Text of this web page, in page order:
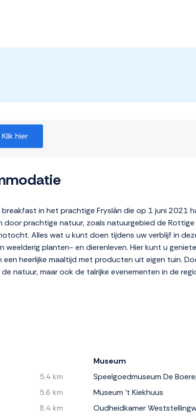
hier
in het prachtige Fryslân die op 1 juni 2021
door prachtige natuur, zoals natuurgebied de
Alles wat u kunt doen tijdens uw verblijf in
weelderig planten- en dierenleven. Hier kunt u
heerlijke maaltijd met producten uit eigen tuin.
natuur, maar ook de talrijke evenementen in de
5.4 km
5.6 km
8.4 km
Museum
Speelgoedmuseum De
Museum 't Kiekhuus
Oudheidkamer